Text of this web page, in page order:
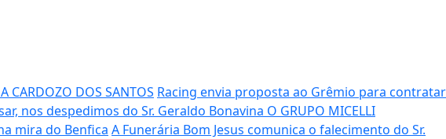
DOS SANTOS Racing envia proposta ao Grêmio para contratar
nos despedimos do Sr. Geraldo Bonavina O GRUPO MICELLI
mira do Benfica A Funerária Bom Jesus comunica o falecimento do Sr.